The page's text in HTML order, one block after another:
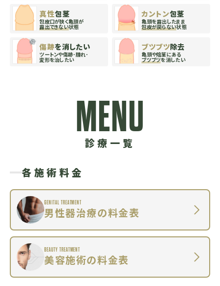
真性包茎
包皮口が狭く亀頭が
露出できない状態
カントン包茎
亀頭を露出したまま
包皮が戻らない状態
傷跡を消したい
ツートンや傷跡･腫れ･
変形を治したい
ブツブツ除去
亀頭や陰茎にある
ブツブツを消したい
診療一覧
MENU
各施術料金
GENITAL TREATMENT
男性器治療の料金表
BEAUTY TREATMENT
美容施術の料金表